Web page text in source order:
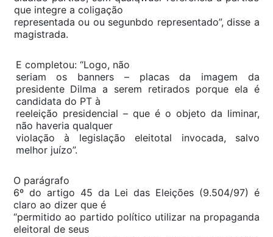
que integre a coligação
representada ou ou segunbdo representado”, disse a
magistrada.
E completou: “Logo, não
seriam os banners – placas da imagem da
presidente Dilma a serem retirados porque ela é
candidata do PT à
reeleição presidencial – que é o objeto da liminar,
não haveria qualquer
violação à legislação eleitotal invocada, salvo
melhor juízo”.
O parágrafo
6º do artigo 45 da Lei das Eleições (9.504/97) é
claro ao dizer que é
“permitido ao partido político utilizar na propaganda
eleitoral de seus